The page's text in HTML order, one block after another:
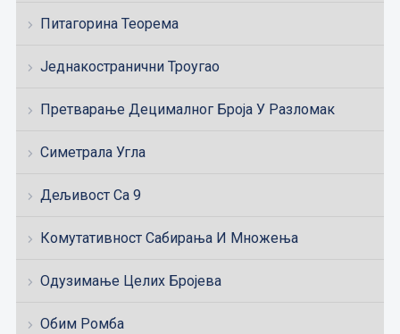
Питагорина Теорема
Једнакостранични Троугао
Претварање Децималног Броја У Разломак
Симетрала Угла
Дељивост Са 9
Комутативност Сабирања И Множења
Одузимање Целих Бројева
Обим Ромба